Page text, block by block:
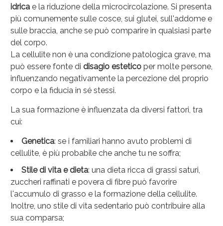
idricae la riduzione della microcircolazione. Si presenta
più comunemente sulle cosce, sui glutei, sull'addome e
sulle braccia, anche se può comparire in qualsiasi parte
del corpo.
La cellulite non è una condizione patologica grave, ma
può essere fonte di disagio esteticoper molte persone,
influenzando negativamente la percezione del proprio
corpo e la fiducia in sé stessi.
La sua formazione è influenzata da diversi fattori, tra
cui:
Genetica: se i familiari hanno avuto problemi di
cellulite, è più probabile che anche tu ne soffra;
Stile di vita e dieta: una dieta ricca di grassi saturi,
zuccheri raffinati e povera di fibre può favorire
l'accumulo di grasso e la formazione della cellulite.
Inoltre, uno stile di vita sedentario può contribuire alla
sua comparsa;
Anticellulite e Fanghi: Sconto fino al 40% valido
oggi!